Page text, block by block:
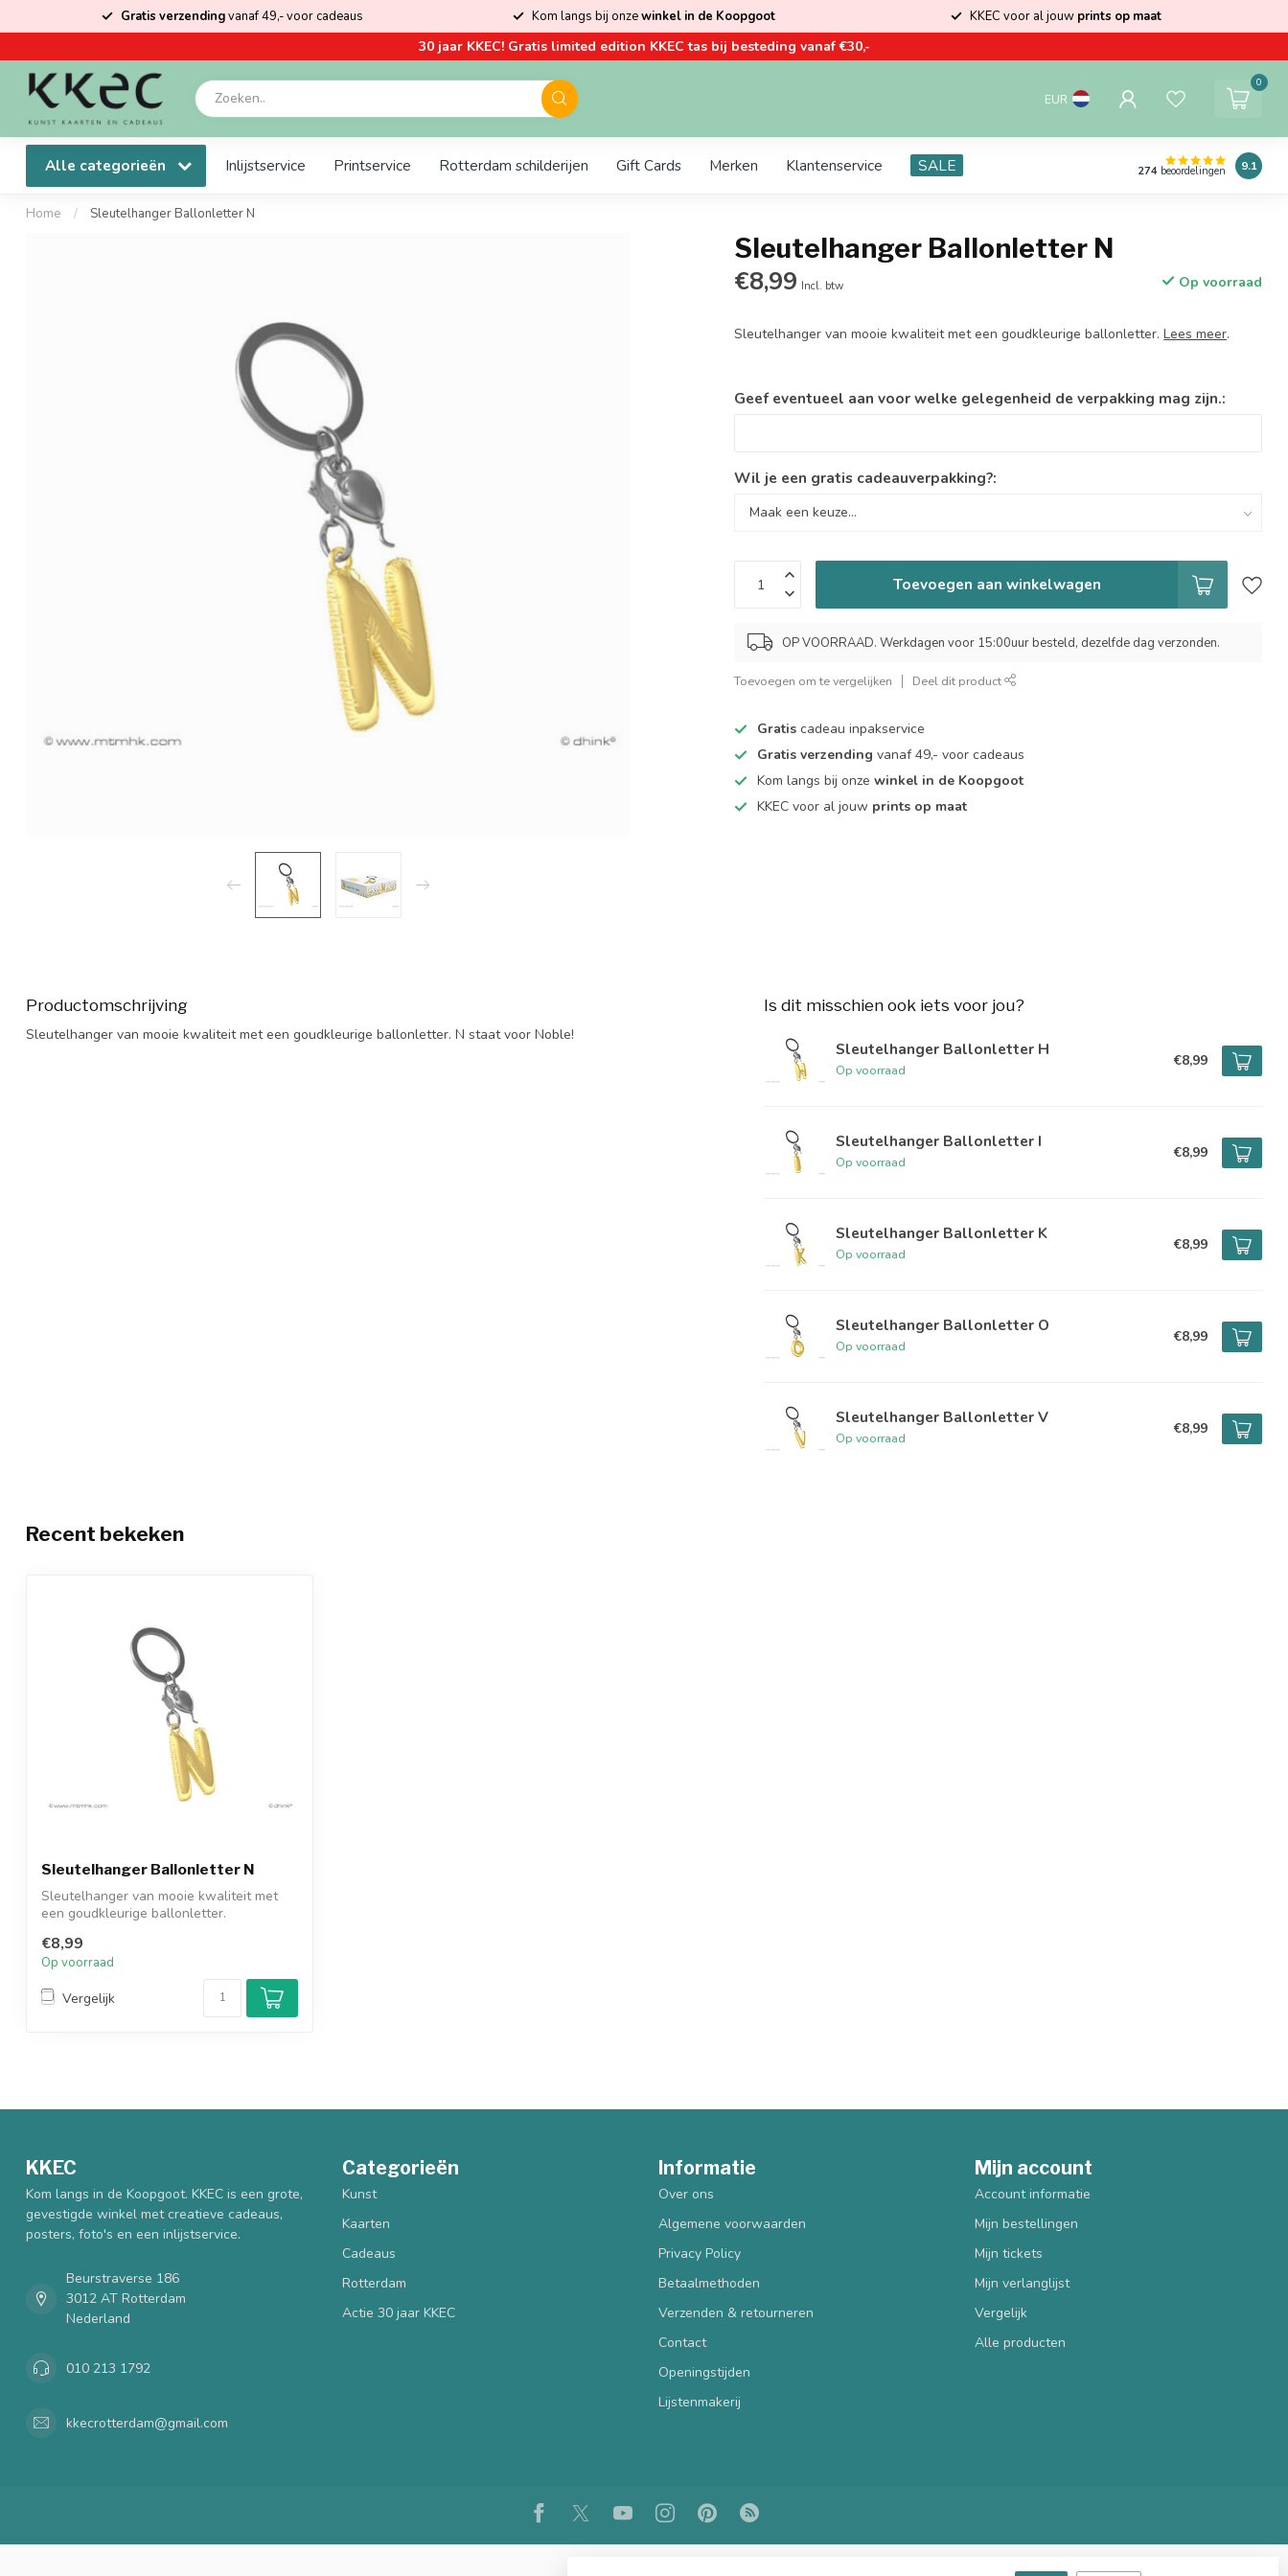
Gratis verzendingvanaf 49,- voor cadeaus Kom langs bij onzewinkel in de Koopgoot KKEC voor al jouw prints op maat
30 jaar KKEC! Gratis limited edition KKEC tas bij besteding vanaf €30,-
EUR
0
Alle categorieën Inlijstservice Printservice Rotterdam schilderijen Gift Cards Merken Klantenservice SALE 274 beoordelingen 9.1
Home / Sleutelhanger Ballonletter N
Sleutelhanger Ballonletter N
€8,99 Incl. btw Op voorraad
Sleutelhanger van mooie kwaliteit met een goudkleurige ballonletter.Lees meer.
Geef eventueel aan voor welke gelegenheid de verpakking mag zijn.:
Wil je een gratis cadeauverpakking?:
Toevoegen aan winkelwagen
OP VOORRAAD. Werkdagen voor 15:00uur besteld, dezelfde dag verzonden.
Toevoegen om te vergelijken Deel dit product
Gratis cadeau inpakservice
Gratis verzending vanaf 49,- voor cadeaus
Kom langs bij onzewinkel in de Koopgoot
KKEC voor al jouw prints op maat
Productomschrijving
Sleutelhanger van mooie kwaliteit met een goudkleurige ballonletter. N staat voor Noble!
Is dit misschien ook iets voor jou?
Sleutelhanger Ballonletter H
Op voorraad
€8,99
Sleutelhanger Ballonletter I
Op voorraad
€8,99
Sleutelhanger Ballonletter K
Op voorraad
€8,99
Sleutelhanger Ballonletter O
Op voorraad
€8,99
Sleutelhanger Ballonletter V
Op voorraad
€8,99
Recent bekeken
Sleutelhanger Ballonletter N
Sleutelhanger van mooie kwaliteit met
een goudkleurige ballonletter.
€8,99
Op voorraad
Vergelijk
KKEC
Kom langs in de Koopgoot. KKEC is een grote,
gevestigde winkel met creatieve cadeaus,
posters, foto's en een inlijstservice.
Beurstraverse 186
3012 AT Rotterdam
Nederland
010 213 1792
kkecrotterdam@gmail.com
Categorieën
Kunst
Kaarten
Cadeaus
Rotterdam
Actie 30 jaar KKEC
Informatie
Over ons
Algemene voorwaarden
Privacy Policy
Betaalmethoden
Verzenden & retourneren
Contact
Openingstijden
Lijstenmakerij
Mijn account
Account informatie
Mijn bestellingen
Mijn tickets
Mijn verlanglijst
Vergelijk
Alle producten